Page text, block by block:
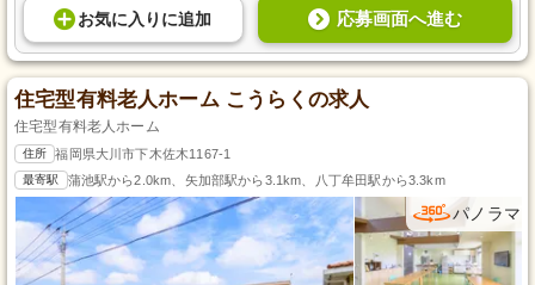
お気に入り に追加 応募画面へ進む
住宅型有料老人ホーム こうらくの求人
住宅型有料老人ホーム
住所 福岡県大川市下木佐木1167-1
最寄駅 蒲池駅から2.0km、矢加部駅から3.1km、八丁牟田駅から3.3km
パノラマ